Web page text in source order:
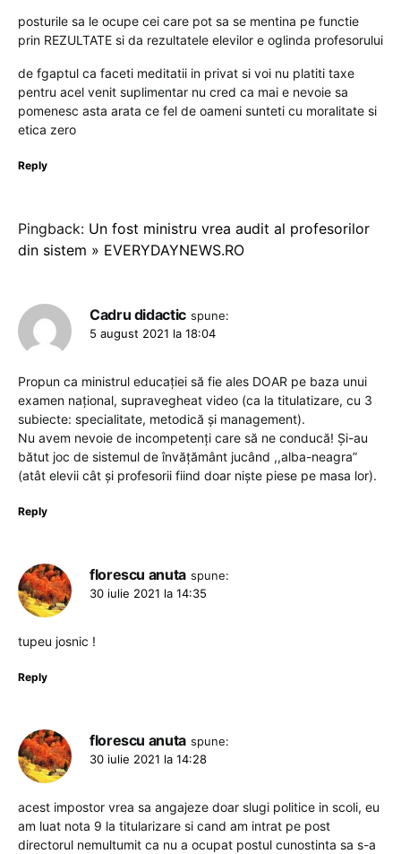
posturile sa le ocupe cei care pot sa se mentina pe functie
prin REZULTATE si da rezultatele elevilor e oglinda profesorului
de fgaptul ca faceti meditatii in privat si voi nu platiti taxe
pentru acel venit suplimentar nu cred ca mai e nevoie sa
pomenesc asta arata ce fel de oameni sunteti cu moralitate si
etica zero
Reply
Pingback: Un fost ministru vrea audit al profesorilor
din sistem » EVERYDAYNEWS.RO
Cadru didactic spune:
5 august 2021 la 18:04
Propun ca ministrul educației să fie ales DOAR pe baza unui
examen național, supravegheat video (ca la titulatizare, cu 3
subiecte: specialitate, metodică și management).
Nu avem nevoie de incompetenți care să ne conducă! Și-au
bătut joc de sistemul de învățământ jucând ,,alba-neagra”
(atât elevii cât și profesorii fiind doar niște piese pe masa lor).
Reply
florescu anuta spune:
30 iulie 2021 la 14:35
tupeu josnic !
Reply
florescu anuta spune:
30 iulie 2021 la 14:28
acest impostor vrea sa angajeze doar slugi politice in scoli, eu
am luat nota 9 la titularizare si cand am intrat pe post
directorul nemultumit ca nu a ocupat postul cunostinta sa s-a